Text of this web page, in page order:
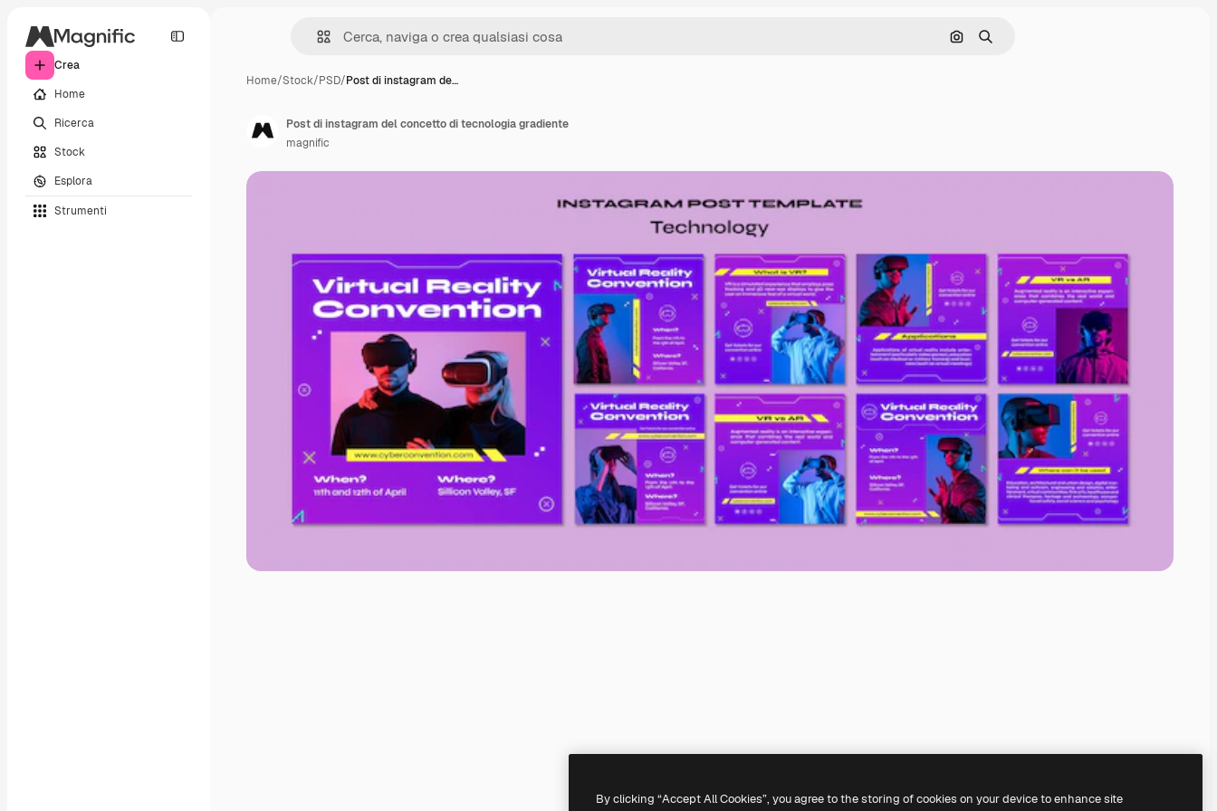
Crea
Home
Ricerca
Stock
Esplora
Strumenti
Cerca per immagine
Ricerca
Home/Stock/PSD/Post di instagram de…
Post di instagram del concetto di tecnologia gradiente
magnific
By clicking “Accept All Cookies”, you agree to the storing of cookies on your device to enhance site